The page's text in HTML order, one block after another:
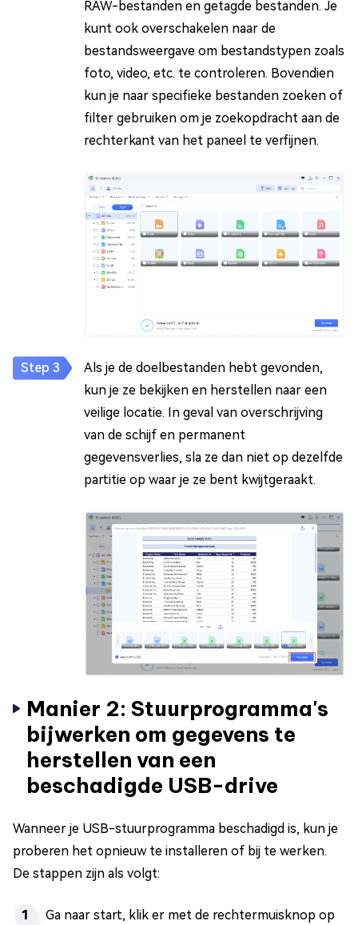
RAW-bestanden en getagde bestanden. Je
kunt ook overschakelen naar de
bestandsweergave om bestandstypen zoals
foto, video, etc. te controleren. Bovendien
kun je naar specifieke bestanden zoeken of
filter gebruiken om je zoekopdracht aan de
rechterkant van het paneel te verfijnen.
Als je de doelbestanden hebt gevonden,
kun je ze bekijken en herstellen naar een
veilige locatie. In geval van overschrijving
van de schijf en permanent
gegevensverlies, sla ze dan niet op dezelfde
partitie op waar je ze bent kwijtgeraakt.
Manier 2: Stuurprogramma's
bijwerken om gegevens te
herstellen van een
beschadigde USB-drive
Wanneer je USB-stuurprogramma beschadigd is, kun je
proberen het opnieuw te installeren of bij te werken.
De stappen zijn als volgt:
Ga naar start, klik er met de rechtermuisknop op